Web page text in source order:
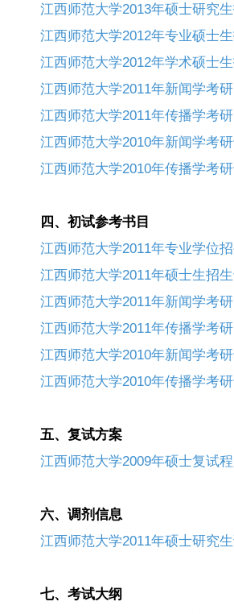
江西师范大学2013年硕士研究
江西师范大学2012年专业硕士
江西师范大学2012年学术硕士
江西师范大学2011年新闻学考
江西师范大学2011年传播学考
江西师范大学2010年新闻学考
江西师范大学2010年传播学考
四、初试参考书目
江西师范大学2011年专业学位
江西师范大学2011年硕士生招
江西师范大学2011年新闻学考
江西师范大学2011年传播学考
江西师范大学2010年新闻学考
江西师范大学2010年传播学考
五、复试方案
江西师范大学2009年硕士复试
六、调剂信息
江西师范大学2011年硕士研究
七、考试大纲